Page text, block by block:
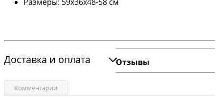
Доставка и оплата Отзывы
Комментарии